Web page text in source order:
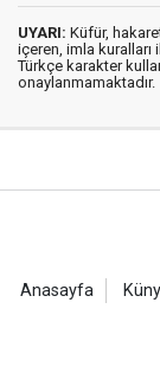
UYARI: Küfür,
içeren, imla kuralları
Türkçe karakter
onaylanmamaktadır.
Anasayfa